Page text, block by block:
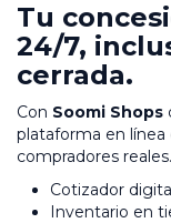
Tu
24/7,
cerrada.
Con Soomi Shops
plataforma en
compradores reales.
Cotizador
Inventario en